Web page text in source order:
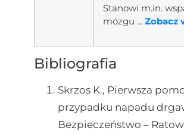
Stanowi m.in.
mózgu ... Zobacz
Bibliografia
Skrzos K., Pierwsza
przypadku napadu
Bezpieczeństwo –